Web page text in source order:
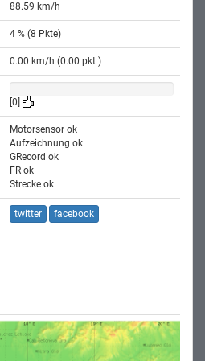
88.59 km/h
4 % (8 Pkte)
0.00 km/h (0.00 pkt )
[0]
Motorsensor ok
Aufzeichnung ok
GRecord ok
FR ok
Strecke ok
twitter facebook